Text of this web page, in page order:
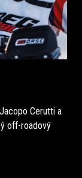
Cerutti a
off-roadový